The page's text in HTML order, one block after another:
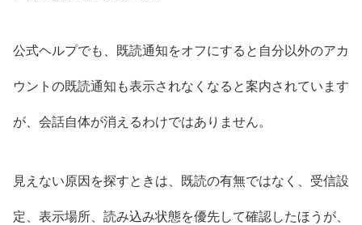
公式ヘルプでも、既読通知をオフにすると自分以外のアカ
ウントの既読通知も表示されなくなると案内されています
が、会話自体が消えるわけではありません。
見えない原因を探すときは、既読の有無ではなく、受信設
定、表示場所、読み込み状態を優先して確認したほうが、